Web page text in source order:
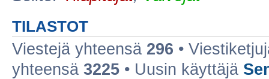
TILASTOT
Viestejä yhteensä 296 •
yhteensä 3225 • Uusin käyttäjä